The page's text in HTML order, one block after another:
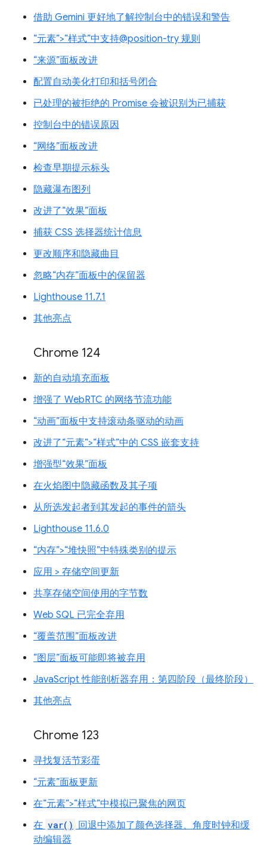
借助 Gemini 更好地了解控制台中的错误和警告
“元素”>“样式”中支持@position-try 规则
“来源”面板改进
配置自动美化打印和括号闭合
已处理的被拒绝的 Promise 会被识别为已捕获
控制台中的错误原因
“网络”面板改进
检查早期提示标头
隐藏瀑布图列
改进了“效果”面板
捕获 CSS 选择器统计信息
更改顺序和隐藏曲目
忽略“内存”面板中的保留器
Lighthouse 11.7.1
其他亮点
Chrome 124
新的自动填充面板
增强了 WebRTC 的网络节流功能
“动画”面板中支持滚动条驱动的动画
改进了“元素”>“样式”中的 CSS 嵌套支持
增强型“效果”面板
在火焰图中隐藏函数及其子项
从所选发起者到其发起的事件的箭头
Lighthouse 11.6.0
“内存”>“堆快照”中特殊类别的提示
应用 > 存储空间更新
共享存储空间使用的字节数
Web SQL 已完全弃用
“覆盖范围”面板改进
“图层”面板可能即将被弃用
JavaScript 性能剖析器弃用：第四阶段（最终阶段）
其他亮点
Chrome 123
寻找复活节彩蛋
“元素”面板更新
在“元素”>“样式”中模拟已聚焦的网页
在 var() 回退中添加了颜色选择器、角度时钟和缓
动编辑器